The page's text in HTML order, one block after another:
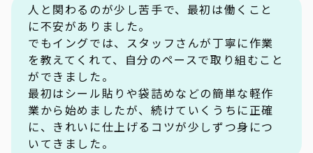
人と関わるのが少し苦手で、最初は働くこと
に不安がありました。
でもイングでは、スタッフさんが丁寧に作業
を教えてくれて、自分のペースで取り組むこと
ができました。
最初はシール貼りや袋詰めなどの簡単な軽作
業から始めましたが、続けていくうちに正確
に、きれいに仕上げるコツが少しずつ身につ
いてきました。